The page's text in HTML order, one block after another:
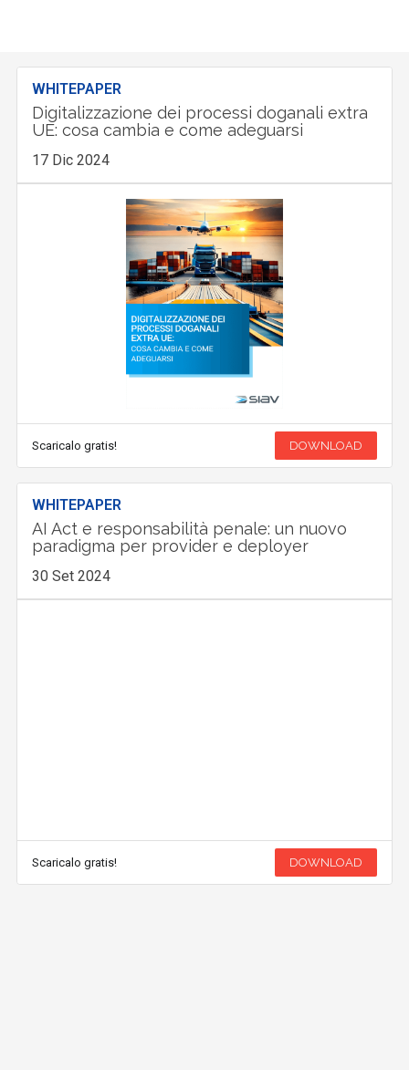
WHITEPAPER
Digitalizzazione dei processi doganali extra
UE: cosa cambia e come adeguarsi
17 Dic 2024
Scaricalo gratis! DOWNLOAD
WHITEPAPER
AI Act e responsabilità penale: un nuovo
paradigma per provider e deployer
30 Set 2024
Scaricalo gratis! DOWNLOAD